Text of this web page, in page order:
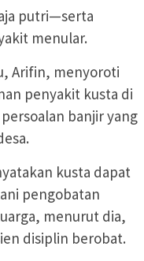
putri—serta
menular.
Arifin, menyoroti
penyakit kusta di
banjir yang
kusta dapat
pengobatan
menurut dia,
disiplin berobat.